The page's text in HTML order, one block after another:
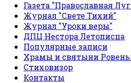
Газета "Православная
Журнал "Свете Тихий"
Журнал "Уроки веры"
ДПЦ Нестора Летописца
Популярные записи
Храмы и святыни
Стиховизор
Контакты